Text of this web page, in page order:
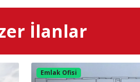
Okula Yakın
İlanlar
Emlak Ofisi